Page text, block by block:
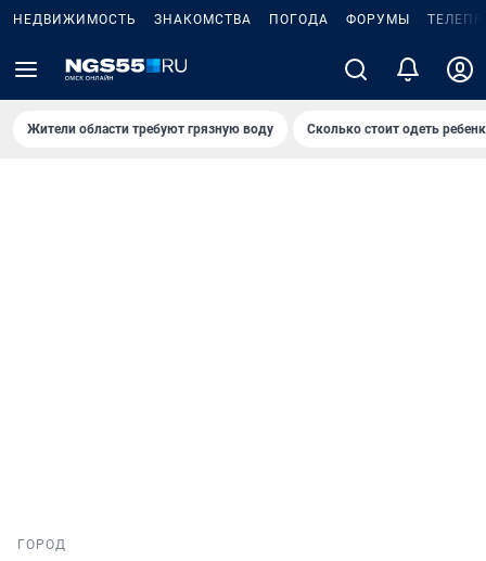
НЕДВИЖИМОСТЬ ЗНАКОМСТВА ПОГОДА ФОРУМЫ
Жители области требуют грязную воду Сколько стоит одеть
ГОРОД